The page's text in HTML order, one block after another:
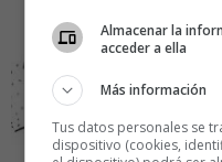
Almacenar la
acceder a ella
Más información
Tus datos personales se
dispositivo (cookies,